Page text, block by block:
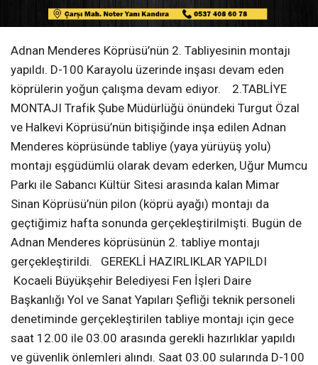
Adnan Menderes Köprüsü’nün 2. Tabliyesinin montajı
yapıldı. D-100 Karayolu üzerinde inşası devam eden
köprülerin yoğun çalışma devam ediyor. 2.TABLİYE
MONTAJI Trafik Şube Müdürlüğü önündeki Turgut Özal
ve Halkevi Köprüsü’nün bitişiğinde inşa edilen Adnan
Menderes köprüsünde tabliye (yaya yürüyüş yolu)
montajı eşgüdümlü olarak devam ederken, Uğur Mumcu
Parkı ile Sabancı Kültür Sitesi arasında kalan Mimar
Sinan Köprüsü’nün pilon (köprü ayağı) montajı da
geçtiğimiz hafta sonunda gerçekleştirilmişti. Bugün de
Adnan Menderes köprüsünün 2. tabliye montajı
gerçekleştirildi. GEREKLİ HAZIRLIKLAR YAPILDI
Kocaeli Büyükşehir Belediyesi Fen İşleri Daire
Başkanlığı Yol ve Sanat Yapıları Şefliği teknik personeli
denetiminde gerçekleştirilen tabliye montajı için gece
saat 12.00 ile 03.00 arasında gerekli hazırlıklar yapıldı
ve güvenlik önlemleri alındı. Saat 03.00 sularında D-100